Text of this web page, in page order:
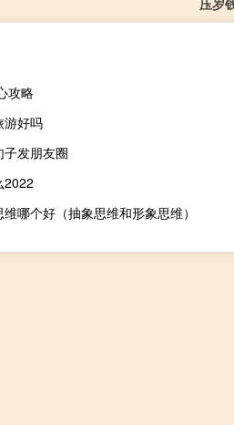
攻略
游好吗
发朋友圈
2022
哪个好（抽象思维和形象思维）